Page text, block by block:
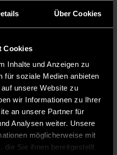
Über Cookies
Cookies
Inhalte und Anzeigen zu
für soziale Medien anbieten
unsere Website zu
wir Informationen zu Ihrer
an unsere Partner für
Analysen weiter. Unsere
möglicherweise mit
die Sie ihnen bereitgestellt
als Professorin für
Hochschule in
seit 2011 ist
für
PHOCUS BRAND
in Nürnberg. Sie ist
Club DDC und bei